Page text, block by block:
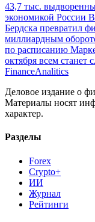
43,7 тыс.
экономикой России
Бердска превратил
миллиардным
по расписанию
октября всем станет
FinanceAnalitics
Деловое издание о
Материалы носят
характер.
Разделы
Forex
Crypto+
ИИ
Журнал
Рейтинги